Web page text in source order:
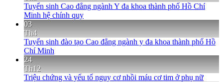
Tuyển sinh Cao đẳng ngành Y đa khoa thành phố Hồ Chí
Minh hệ chính quy
03
Th4
Tuyển sinh đào tạo Cao đẳng ngành y đa khoa thành phố Hồ
Chí Minh
24
Th12
Triệu chứng và yếu tố nguy cơ nhồi máu cơ tim ở phụ nữ